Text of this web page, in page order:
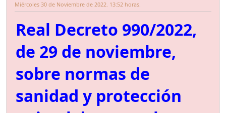
Miércoles 30 de Noviembre de 2022. 13:52 horas.
Real Decreto 990/2022,
de 29 de noviembre,
sobre normas de
sanidad y protección